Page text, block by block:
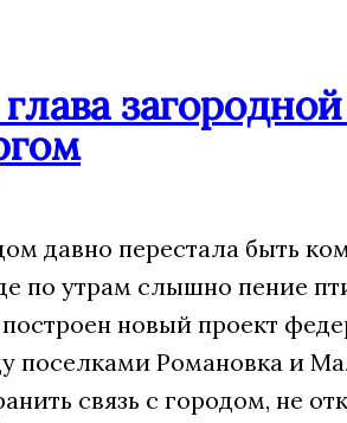
давно перестала быть
по утрам слышно пение
новый проект
поселками Романовка и
связь с городом, не